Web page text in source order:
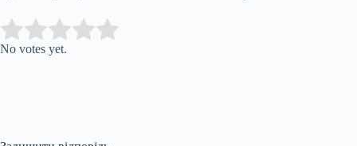
Rate this item:
No votes yet.